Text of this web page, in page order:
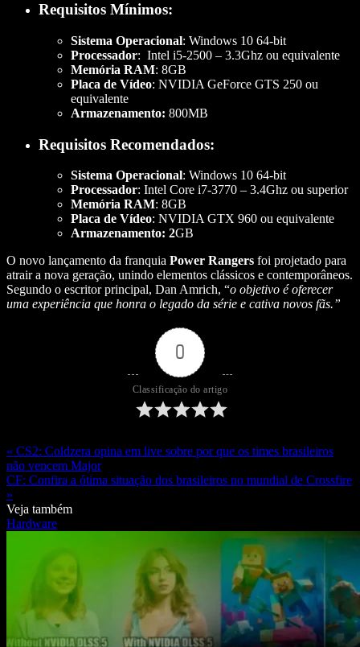
Requisitos Mínimos:
Sistema Operacional: Windows 10 64-bit
Processador: Intel i5-2500 – 3.3Ghz ou equivalente
Memória RAM: 8GB
Placa de Vídeo: NVIDIA GeForce GTS 250 ou
equivalente
Armazenamento: 800MB
Requisitos Recomendados:
Sistema Operacional: Windows 10 64-bit
Processador: Intel Core i7-3770 – 3.4Ghz ou superior
Memória RAM: 8GB
Placa de Vídeo: NVIDIA GTX 960 ou equivalente
Armazenamento: 2GB
O novo lançamento da franquia Power Rangers foi projetado para
atrair a nova geração, unindo elementos clássicos e contemporâneos.
Segundo o escritor principal, Dan Amrich, “o objetivo é oferecer
uma experiência que honra o legado da série e cativa novos fãs.”
0
Classificação do artigo
« CS2: Coldzera opina em live sobre por que os times brasileiros
não vencem Major
CF: Confira a ótima situação dos brasileiros no mundial de Crossfire
»
Veja também
Hardware